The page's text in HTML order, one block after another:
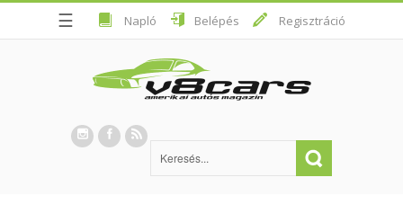
☰ Napló Belépés Regisztráció